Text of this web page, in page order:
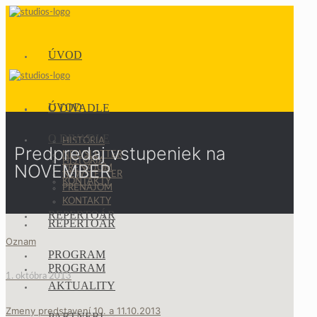
ÚVOD
O DIVADLE
HISTÓRIA
NEWSLETTER
PRENÁJOM
KONTAKTY
REPERTOÁR
PROGRAM
ÚVOD
O DIVADLE
HISTÓRIA
NEWSLETTER
PRENÁJOM
KONTAKTY
REPERTOÁR
PROGRAM
AKTUALITY
Predpredaj vstupeniek na
NOVEMBER
Oznam
1. októbra 2013
Zmeny predstavení 10. a 11.10.2013